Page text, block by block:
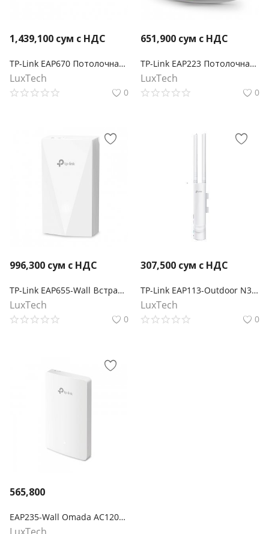
1,439,100 сум с НДС
TP-Link EAP670 Потолочная точка доступа Wi‑Fi AX5400
LuxTech
0
651,900 сум с НДС
TP-Link EAP223 Потолочная точка доступа Wi‑Fi AC1350
LuxTech
0
996,300 сум с НДС
TP-Link EAP655-Wall Встраиваемая в стену точка доступа Wi‑Fi AX3000
LuxTech
0
307,500 сум с НДС
TP-Link EAP113-Outdoor N300 Наружная точка доступа Wi‑Fi
LuxTech
0
565,800
EAP235-Wall Omada AC1200 Настенная гигабитная точка доступа Wi‑Fi с MU-MIMО